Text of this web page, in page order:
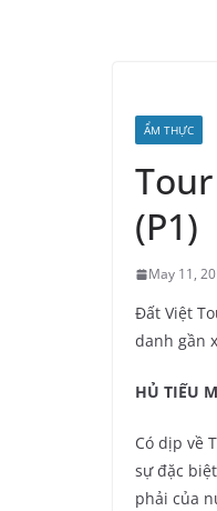
ẨM THỰC
(P1)
May 11,
Đất Việt
danh gần
HỦ TIẾU
Có dịp về
sự đặc
phải của